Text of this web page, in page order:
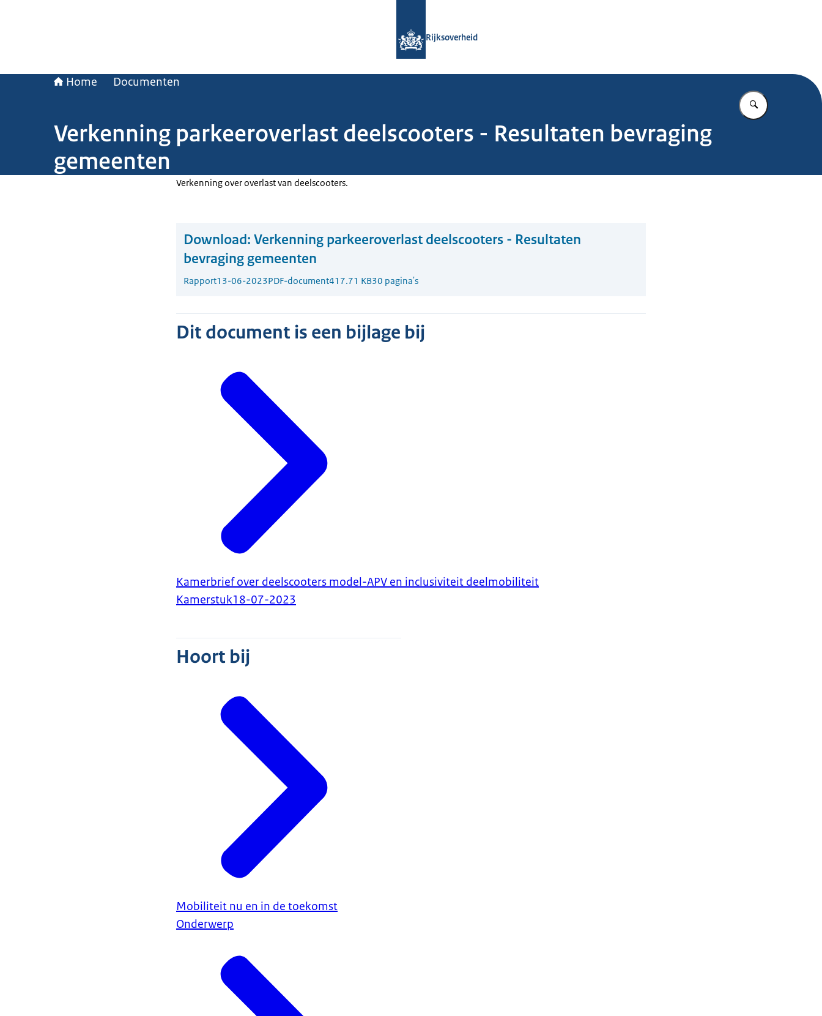
Rijksoverheid
Home Documenten
Vul in wat u
Verkenning parkeeroverlast deelscooters - Resultaten bevraging
gemeenten
Verkenning over overlast van deelscooters.
Download: Verkenning parkeeroverlast deelscooters - Resultaten
bevraging gemeenten
Rapport13-06-2023PDF-document417.71 KB30 pagina's
Dit document is een bijlage bij
Kamerbrief over deelscooters model-APV en inclusiviteit deelmobiliteit
Kamerstuk18-07-2023
Hoort bij
Mobiliteit nu en in de toekomst
Onderwerp